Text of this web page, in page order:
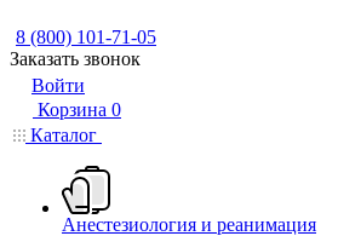
8 (800) 101-71-05
Заказать звонок
Войти
Корзина 0
Каталог
Анестезиология и реанимация